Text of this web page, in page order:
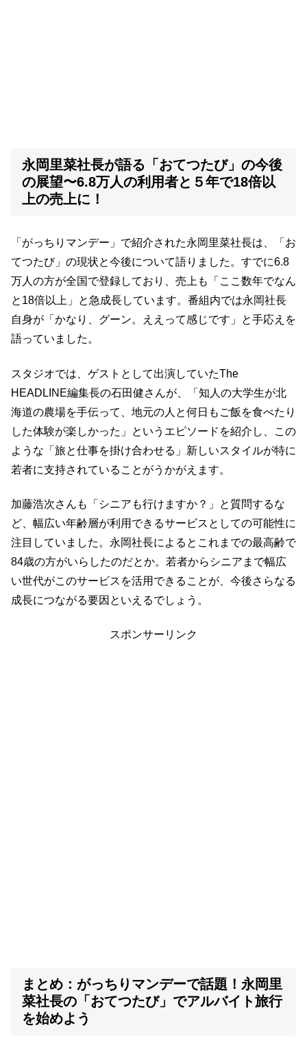
永岡里菜社長が語る「おてつたび」の今後
の展望〜6.8万人の利用者と５年で18倍以
上の売上に！
「がっちりマンデー」で紹介された永岡里菜社長は、「お
てつたび」の現状と今後について語りました。すでに6.8
万人の方が全国で登録しており、売上も「ここ数年でなん
と18倍以上」と急成長しています。番組内では永岡社長
自身が「かなり、グーン。ええって感じです」と手応えを
語っていました。
スタジオでは、ゲストとして出演していたThe
HEADLINE編集長の石田健さんが、「知人の大学生が北
海道の農場を手伝って、地元の人と何日もご飯を食べたり
した体験が楽しかった」というエピソードを紹介し、この
ような「旅と仕事を掛け合わせる」新しいスタイルが特に
若者に支持されていることがうかがえます。
加藤浩次さんも「シニアも行けますか？」と質問するな
ど、幅広い年齢層が利用できるサービスとしての可能性に
注目していました。永岡社長によるとこれまでの最高齢で
84歳の方がいらしたのだとか。若者からシニアまで幅広
い世代がこのサービスを活用できることが、今後さらなる
成長につながる要因といえるでしょう。
スポンサーリンク
まとめ：がっちりマンデーで話題！永岡里
菜社長の「おてつたび」でアルバイト旅行
を始めよう